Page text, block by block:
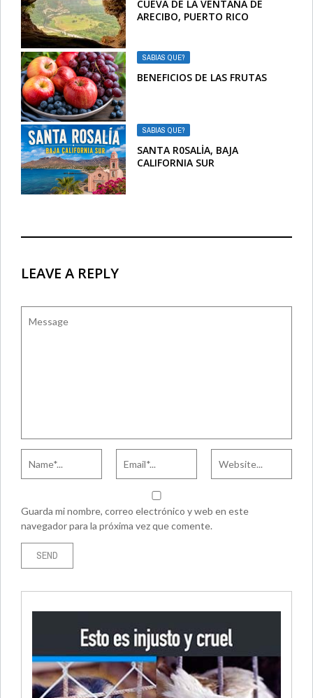
CUEVA DE LA VENTANA DE
ARECIBO, PUERTO RICO
SABIAS QUE?
BENEFICIOS DE LAS FRUTAS
SABIAS QUE?
SANTA R0SALİA, BAJA
CALIFORNIA SUR
LEAVE A REPLY
Guarda mi nombre, correo electrónico y web en este
navegador para la próxima vez que comente.